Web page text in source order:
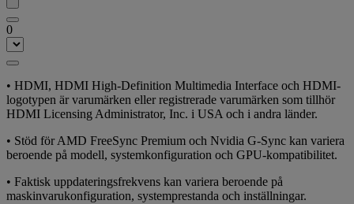
0
• HDMI, HDMI High-Definition Multimedia Interface och HDMI-
logotypen är varumärken eller registrerade varumärken som tillhör
HDMI Licensing Administrator, Inc. i USA och i andra länder.
• Stöd för AMD FreeSync Premium och Nvidia G-Sync kan variera
beroende på modell, systemkonfiguration och GPU-kompatibilitet.
• Faktisk uppdateringsfrekvens kan variera beroende på
maskinvarukonfiguration, systemprestanda och inställningar.